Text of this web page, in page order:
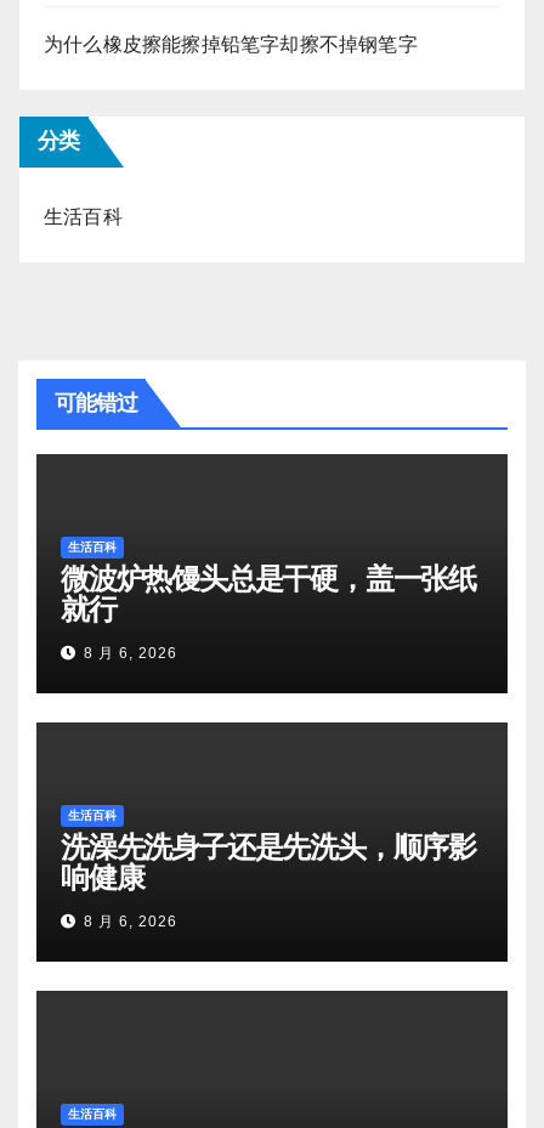
为什么橡皮擦能擦掉铅笔字却擦不掉钢笔字
分类
生活百科
可能错过
生活百科
微波炉热馒头总是干硬，盖一张纸
就行
8 月 6, 2026
生活百科
洗澡先洗身子还是先洗头，顺序影
响健康
8 月 6, 2026
生活百科